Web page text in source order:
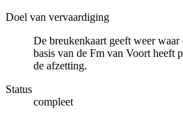
Doel van vervaardiging
De breukenkaart geeft weer waar
basis van de Fm van Voort heeft
de afzetting.
Status
compleet